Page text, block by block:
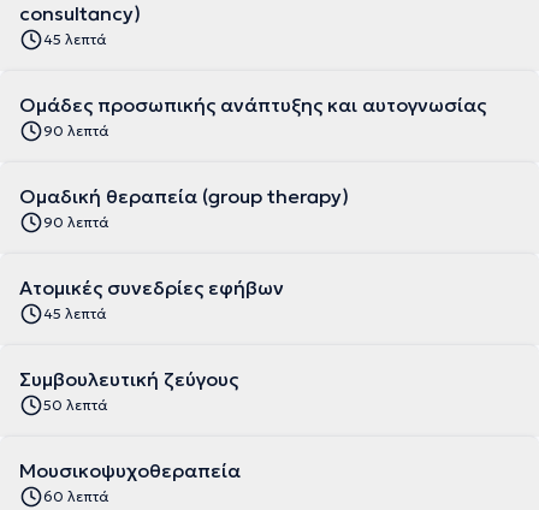
consultancy)
45 λεπτά
Ομάδες προσωπικής ανάπτυξης και αυτογνωσίας
90 λεπτά
Ομαδική θεραπεία (group therapy)
90 λεπτά
Ατομικές συνεδρίες εφήβων
45 λεπτά
Συμβουλευτική ζεύγους
50 λεπτά
Moυσικοψυχοθεραπεία
60 λεπτά